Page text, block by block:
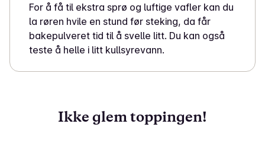
For å få til ekstra sprø og luftige vafler kan du
la røren hvile en stund før steking, da får
bakepulveret tid til å svelle litt. Du kan også
teste å helle i litt kullsyrevann.
Ikke glem toppingen!